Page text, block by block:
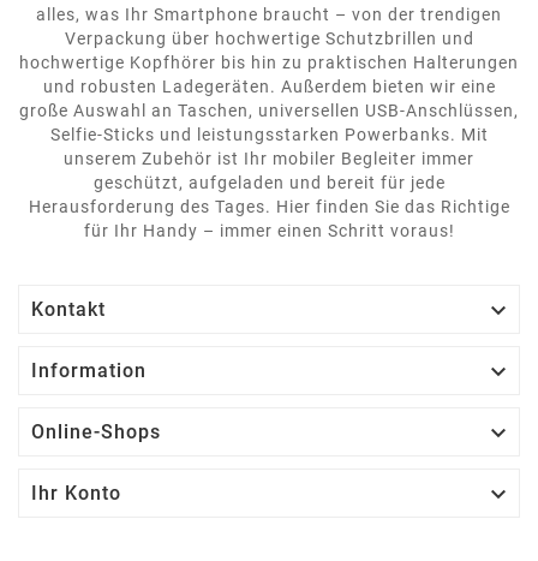
alles, was Ihr Smartphone braucht – von der trendigen
Verpackung über hochwertige Schutzbrillen und
hochwertige Kopfhörer bis hin zu praktischen Halterungen
und robusten Ladegeräten. Außerdem bieten wir eine
große Auswahl an Taschen, universellen USB-Anschlüssen,
Selfie-Sticks und leistungsstarken Powerbanks. Mit
unserem Zubehör ist Ihr mobiler Begleiter immer
geschützt, aufgeladen und bereit für jede
Herausforderung des Tages. Hier finden Sie das Richtige
für Ihr Handy – immer einen Schritt voraus!
Kontakt 
Information 
Online-Shops 
Ihr Konto 